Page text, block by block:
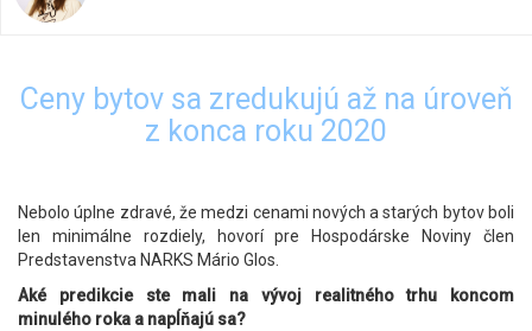
Ceny bytov sa zredukujú až na úroveň
z konca roku 2020
Nebolo úplne zdravé, že medzi cenami nových a starých bytov boli
len minimálne rozdiely, hovorí pre Hospodárske Noviny člen
Predstavenstva NARKS Mário Glos.
Aké predikcie ste mali na vývoj realitného trhu koncom
minulého roka a napĺňajú sa?